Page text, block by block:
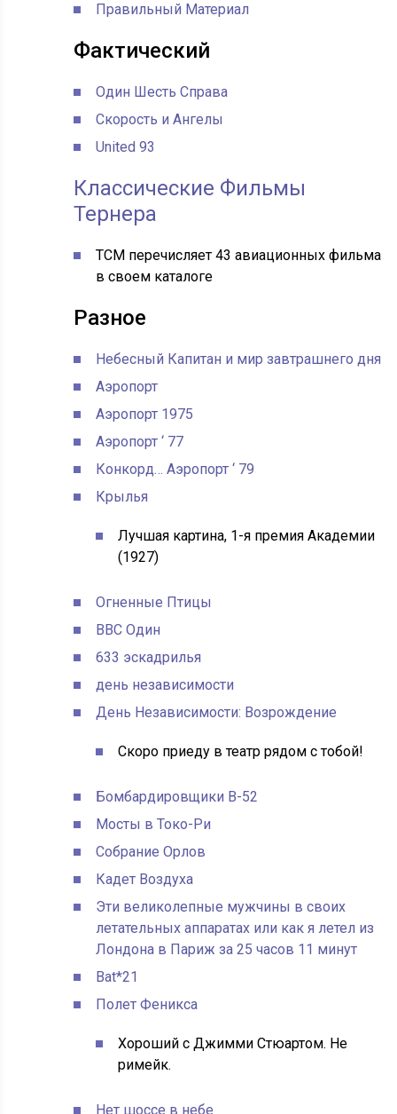
Правильный Материал
Фактический
Один Шесть Справа
Скорость и Ангелы
United 93
Классические Фильмы
Тернера
TCM перечисляет 43 авиационных фильма
в своем каталоге
Разное
Небесный Капитан и мир завтрашнего дня
Аэропорт
Аэропорт 1975
Аэропорт ‘ 77
Конкорд… Аэропорт ‘ 79
Крылья
Лучшая картина, 1-я премия Академии
(1927)
Огненные Птицы
ВВС Один
633 эскадрилья
день независимости
День Независимости: Возрождение
Скоро приеду в театр рядом с тобой!
Бомбардировщики B-52
Мосты в Токо-Ри
Собрание Орлов
Кадет Воздуха
Эти великолепные мужчины в своих
летательных аппаратах или как я летел из
Лондона в Париж за 25 часов 11 минут
Bat*21
Полет Феникса
Хороший с Джимми Стюартом. Не
римейк.
Нет шоссе в небе